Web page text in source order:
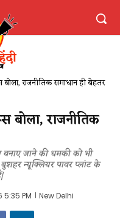
राजनीतिक समाधान ही बेहतर
बोला, राजनीतिक
जाने की धमकी को भी
न्यूक्लियर पावर प्लांट के
5:35 PM New Delhi